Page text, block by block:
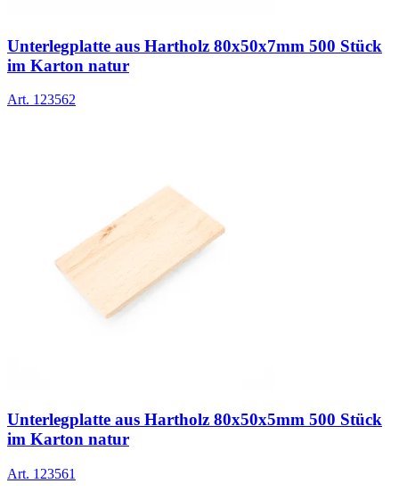
Unterlegplatte aus Hartholz 80x50x7mm 500 Stück
im Karton natur
Art. 123562
Unterlegplatte aus Hartholz 80x50x5mm 500 Stück
im Karton natur
Art. 123561